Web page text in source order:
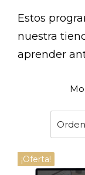
Estos
nuestra
aprender
¡Oferta!